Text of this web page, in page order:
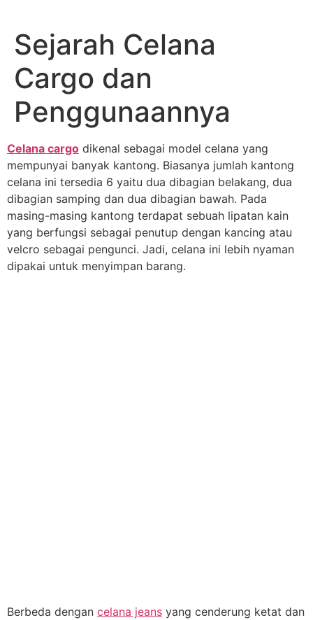
konten
Sejarah Celana
Cargo dan
Penggunaannya
Celana cargo dikenal sebagai model celana yang
mempunyai banyak kantong. Biasanya jumlah kantong
celana ini tersedia 6 yaitu dua dibagian belakang, dua
dibagian samping dan dua dibagian bawah. Pada
masing-masing kantong terdapat sebuah lipatan kain
yang berfungsi sebagai penutup dengan kancing atau
velcro sebagai pengunci. Jadi, celana ini lebih nyaman
dipakai untuk menyimpan barang.
Berbeda dengan celana jeans yang cenderung ketat dan